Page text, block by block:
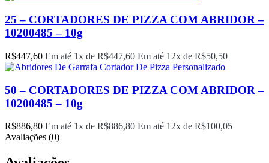
25 – CORTADORES DE PIZZA COM ABRIDOR –
10200485 – 10g
R$447,60 Em até 1x de R$447,60 Em até 12x de R$50,50
50 – CORTADORES DE PIZZA COM ABRIDOR –
10200485 – 10g
R$886,80 Em até 1x de R$886,80 Em até 12x de R$100,05
Avaliações (0)